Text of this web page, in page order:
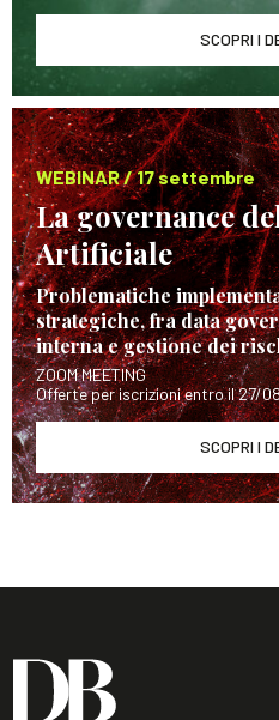
SCOPRI I
WEBINAR / 17 settembre
La governance
Artificiale
Problematiche
strategiche, fra data
interna e gestione dei
ZOOM MEETING
Offerte per iscrizioni entro il 27/
SCOPRI I